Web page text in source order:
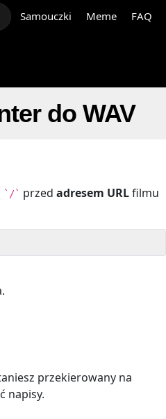
Samouczki Meme FAQ
do WAV
`/` przed adresem URLfilmu
przekierowany na
napisy.